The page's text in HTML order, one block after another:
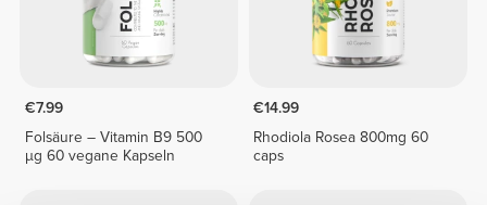
€7.99
Folsäure – Vitamin B9 500
µg 60 vegane Kapseln
€14.99
Rhodiola Rosea 800mg 60
caps